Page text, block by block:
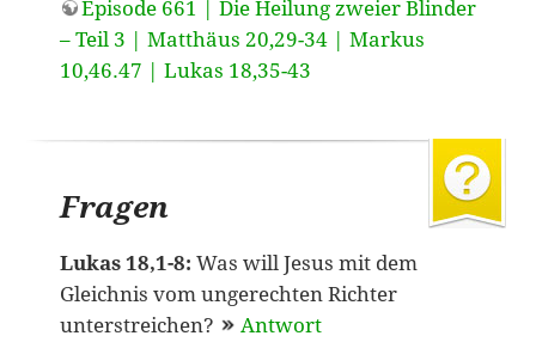
Episode 661 | Die Heilung zweier Blinder
– Teil 3 | Matthäus 20,29-34 | Markus
10,46.47 | Lukas 18,35-43
Fragen
Lukas 18,1-8: Was will Jesus mit dem
Gleichnis vom ungerechten Richter
unterstreichen?
Antwort